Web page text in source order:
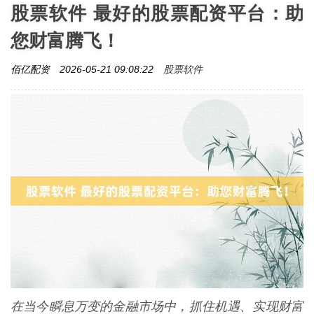
股票软件 最好的股票配资平台：助
您财富腾飞！
佰亿配资 2026-05-21 09:08:22 股票软件
在当今瞬息万变的金融市场中，抓住机遇、实现财富